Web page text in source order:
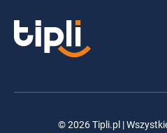
© 2026 Tipli.pl |